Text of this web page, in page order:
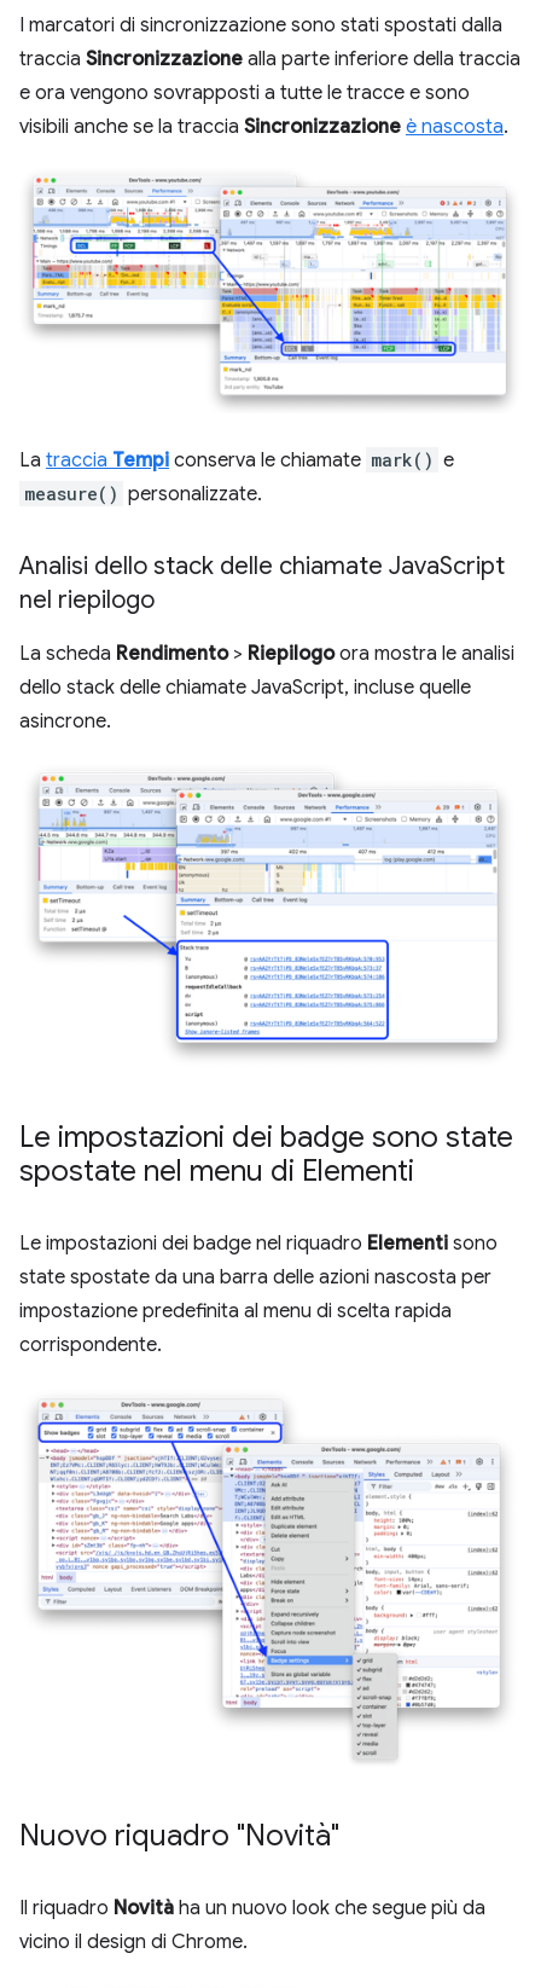
I marcatori di sincronizzazione sono stati spostati dalla
traccia Sincronizzazione alla parte inferiore della traccia
e ora vengono sovrapposti a tutte le tracce e sono
visibili anche se la traccia Sincronizzazione è nascosta.
La traccia Tempi conserva le chiamate mark() e
measure() personalizzate.
Analisi dello stack delle chiamate JavaScript
nel riepilogo
La scheda Rendimento> Riepilogoora mostra le analisi
dello stack delle chiamate JavaScript, incluse quelle
asincrone.
Le impostazioni dei badge sono state
spostate nel menu di Elementi
Le impostazioni dei badge nel riquadro Elementi sono
state spostate da una barra delle azioni nascosta per
impostazione predefinita al menu di scelta rapida
corrispondente.
Nuovo riquadro "Novità"
Il riquadro Novità ha un nuovo look che segue più da
vicino il design di Chrome.